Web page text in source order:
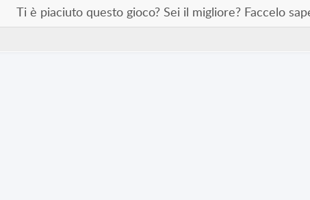
Ti è piaciuto questo gioco? Sei il migliore? Faccelo